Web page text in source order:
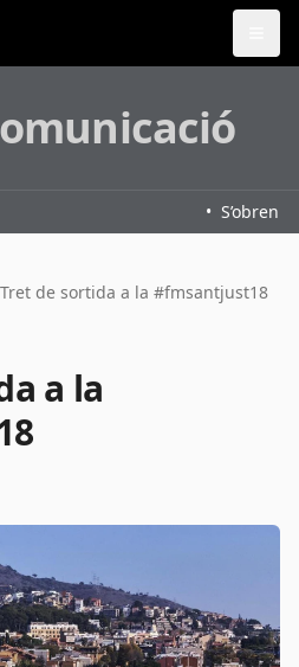
S’obren
Tret de sortida a la #fmsantjust18
a la